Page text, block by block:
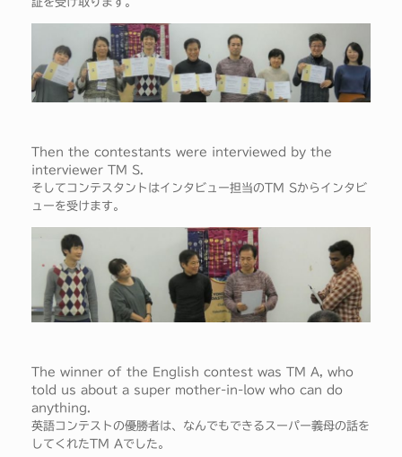
証を受け取ります。
Then the contestants were interviewed by the
interviewer TM S.
そしてコンテスタントはインタビュー担当のTM Sからインタビ
ューを受けます。
The winner of the English contest was TM A, who
told us about a super mother-in-low who can do
anything.
英語コンテストの優勝者は、なんでもできるスーパー義母の話を
してくれたTM Aでした。